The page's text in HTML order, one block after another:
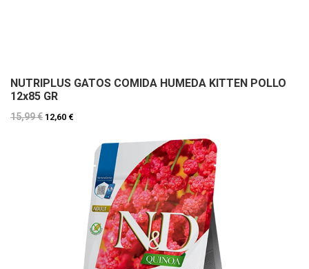
NUTRIPLUS GATOS COMIDA HUMEDA KITTEN POLLO
12x85 GR
15,99 € 12,60 €